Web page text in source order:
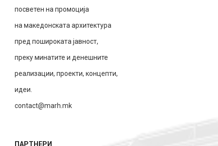
посветен на промоција
на македонската архитектура
пред пошироката јавност,
преку минатите и денешните
реализации, проекти, концепти,
идеи.
contact@marh.mk
ПАРТНЕРИ